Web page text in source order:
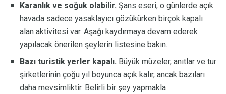
Karanlık ve soğuk olabilir. Şans eseri, o günlerde açık
havada sadece yasaklayıcı gözükürken birçok kapalı
alan aktivitesi var. Aşağı kaydırmaya devam ederek
yapılacak önerilen şeylerin listesine bakın.
Bazı turistik yerler kapalı. Büyük müzeler, anıtlar ve tur
şirketlerinin çoğu yıl boyunca açık kalır, ancak bazıları
daha mevsimliktir. Belirli bir şey yapmakla